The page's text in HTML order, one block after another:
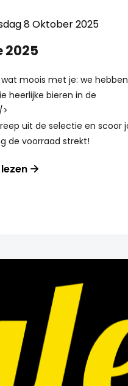
8 Oktober 2025
2025
moois met je: we hebben
heerlijke bieren in de
uit de selectie en scoor
de voorraad strekt!